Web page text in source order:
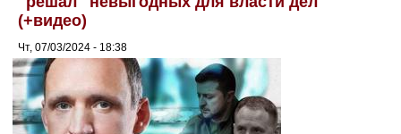
(+видео)
Чт, 07/03/2024 - 18:38